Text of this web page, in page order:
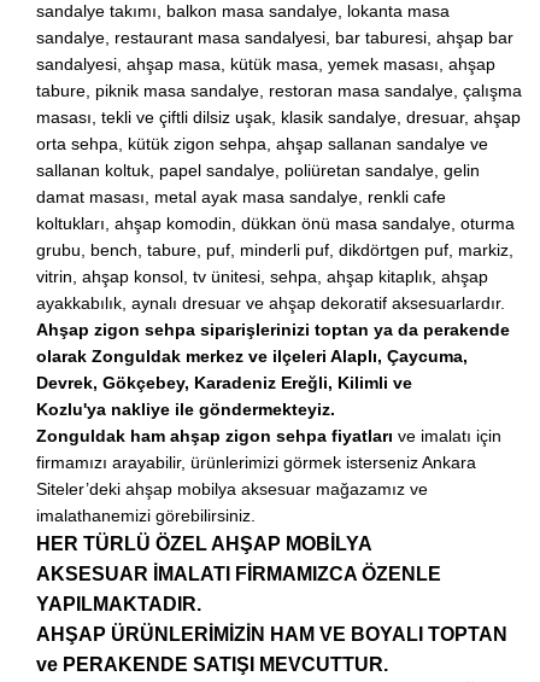
sandalye takımı, balkon masa sandalye, lokanta masa
sandalye, restaurant masa sandalyesi, bar taburesi, ahşap bar
sandalyesi, ahşap masa, kütük masa, yemek masası, ahşap
tabure, piknik masa sandalye, restoran masa sandalye, çalışma
masası, tekli ve çiftli dilsiz uşak, klasik sandalye, dresuar, ahşap
orta sehpa, kütük zigon sehpa, ahşap sallanan sandalye ve
sallanan koltuk, papel sandalye, poliüretan sandalye, gelin
damat masası, metal ayak masa sandalye, renkli cafe
koltukları, ahşap komodin, dükkan önü masa sandalye, oturma
grubu, bench, tabure, puf, minderli puf, dikdörtgen puf, markiz,
vitrin, ahşap konsol, tv ünitesi, sehpa, ahşap kitaplık, ahşap
ayakkabılık, aynalı dresuar ve ahşap dekoratif aksesuarlardır.
Ahşap zigon sehpa siparişlerinizi toptan ya da perakende
olarak Zonguldak merkez ve ilçeleri Alaplı, Çaycuma,
Devrek, Gökçebey, Karadeniz Ereğli, Kilimli ve
Kozlu'ya nakliye ile göndermekteyiz.
Zonguldak ham ahşap zigon sehpa fiyatları ve imalatı için
firmamızı arayabilir, ürünlerimizi görmek isterseniz Ankara
Siteler’deki ahşap mobilya aksesuar mağazamız ve
imalathanemizi görebilirsiniz.
HER TÜRLÜ ÖZEL AHŞAP MOBİLYA
AKSESUAR İMALATI FİRMAMIZCA ÖZENLE
YAPILMAKTADIR.
AHŞAP ÜRÜNLERİMİZİN HAM VE BOYALI TOPTAN
ve PERAKENDE SATIŞI MEVCUTTUR.